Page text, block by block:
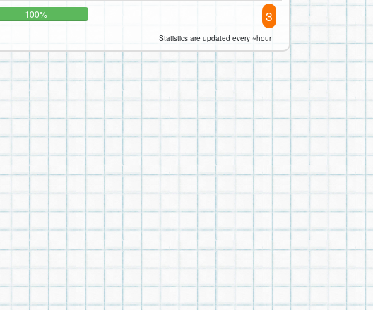
100% 3
Statistics are updated every ~hour